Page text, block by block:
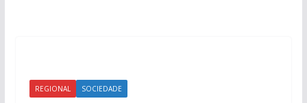
REGIONAL SOCIEDADE